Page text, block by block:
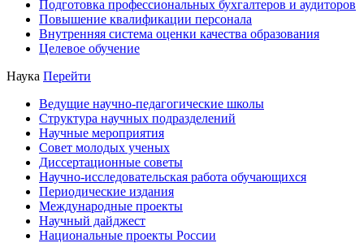
Подготовка профессиональных бухгалтеров и аудиторов
Повышение квалификации персонала
Внутренняя система оценки качества образования
Целевое обучение
Наука Перейти
Ведущие научно-педагогические школы
Структура научных подразделений
Научные мероприятия
Совет молодых ученых
Диссертационные советы
Научно-исследовательская работа обучающихся
Периодические издания
Международные проекты
Научный дайджест
Национальные проекты России